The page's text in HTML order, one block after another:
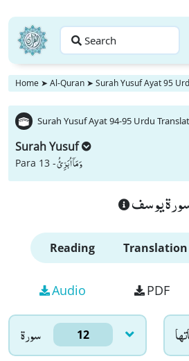
Search
Home ➤ Al-Quran ➤ Surah Yusuf Ayat 95
Surah Yusuf Ayat 94-95 Urdu
Surah Yusuf
Para 13 -وَ مَاۤ اُبَرِّئُ
يوسف
Reading Translation
Audio PDF
سورۃ 12